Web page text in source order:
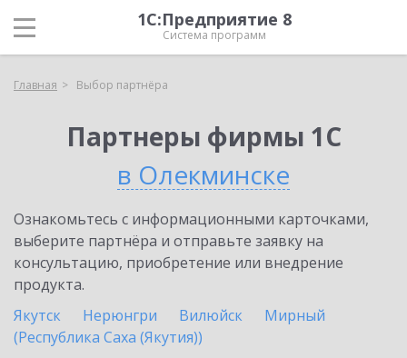
1С:Предприятие 8
Система программ
Главная Выбор партнёра
Партнеры фирмы 1С
в Олекминске
Ознакомьтесь с информационными карточками,
выберите партнёра и отправьте заявку на
консультацию, приобретение или внедрение
продукта.
Якутск
Нерюнгри Вилюйск
Мирный
(Республика Саха (Якутия))